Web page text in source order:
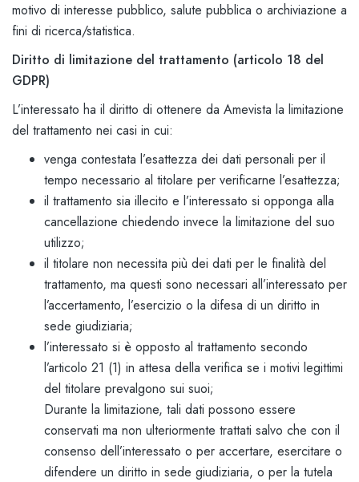
motivo di interesse pubblico, salute pubblica o archiviazione a
fini di ricerca/statistica.
Diritto di limitazione del trattamento (articolo 18 del
GDPR)
L’interessato ha il diritto di ottenere da Amevista la limitazione
del trattamento nei casi in cui:
venga contestata l’esattezza dei dati personali per il
tempo necessario al titolare per verificarne l’esattezza;
il trattamento sia illecito e l’interessato si opponga alla
cancellazione chiedendo invece la limitazione del suo
utilizzo;
il titolare non necessita più dei dati per le finalità del
trattamento, ma questi sono necessari all’interessato per
l’accertamento, l’esercizio o la difesa di un diritto in
sede giudiziaria;
l’interessato si è opposto al trattamento secondo
l’articolo 21 (1) in attesa della verifica se i motivi legittimi
del titolare prevalgono sui suoi;
Durante la limitazione, tali dati possono essere
conservati ma non ulteriormente trattati salvo che con il
consenso dell’interessato o per accertare, esercitare o
difendere un diritto in sede giudiziaria, o per la tutela